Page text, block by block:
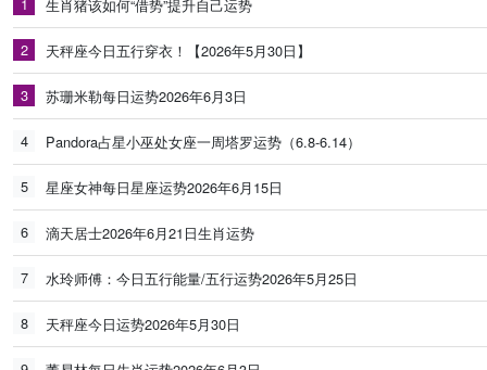
生肖猪该如何“借势”提升自己运势
2 天秤座今日五行穿衣！【2026年5月30日】
3 苏珊米勒每日运势2026年6月3日
4 Pandora占星小巫处女座一周塔罗运势（6.8-6.14）
5 星座女神每日星座运势2026年6月15日
6 滴天居士2026年6月21日生肖运势
7 水玲师傅：今日五行能量/五行运势2026年5月25日
8 天秤座今日运势2026年5月30日